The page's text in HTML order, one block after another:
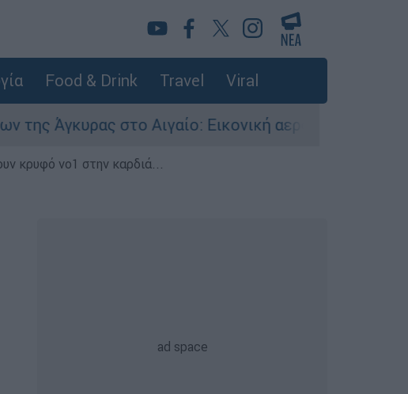
Food & Drink Travel Viral
στο Αιγαίο: Εικονική αερομαχία ανάμεσα σε
κρυφό νο1 στην καρδιά...